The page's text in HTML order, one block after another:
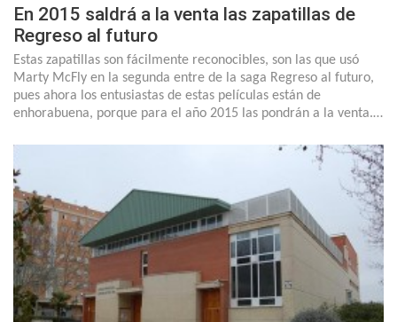
En 2015 saldrá a la venta las zapatillas de
Regreso al futuro
Estas zapatillas son fácilmente reconocibles, son las que usó
Marty McFly en la segunda entre de la saga Regreso al futuro,
pues ahora los entusiastas de estas películas están de
enhorabuena, porque para el año 2015 las pondrán a la venta.…